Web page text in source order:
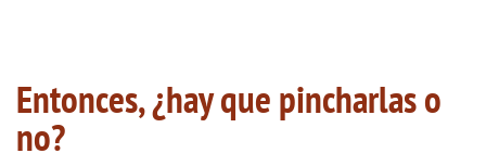
Entonces, ¿hay que pincharlas o
no?